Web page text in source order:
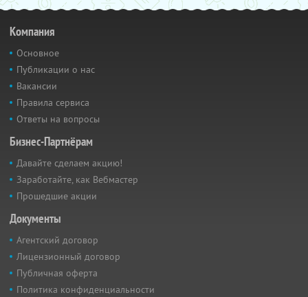
Компания
Основное
Публикации о нас
Вакансии
Правила сервиса
Ответы на вопросы
Бизнес-Партнёрам
Давайте сделаем акцию!
Заработайте, как Вебмастер
Прошедшие акции
Документы
Агентский договор
Лицензионный договор
Публичная оферта
Политика конфиденциальности